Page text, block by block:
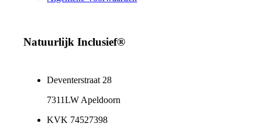
Natuurlijk Inclusief®
Deventerstraat 28
7311LW Apeldoorn
KVK 74527398